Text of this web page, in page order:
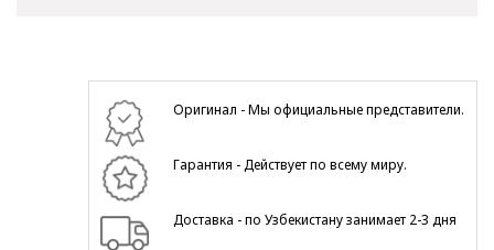
Оригинал - Мы официальные представители.
Гарантия - Действует по всему миру.
Доставка - по Узбекистану занимает 2-3 дня